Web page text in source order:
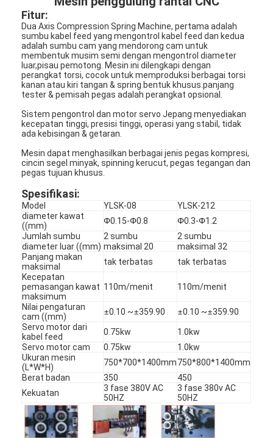
Fitur:
Dua Axis Compression Spring Machine, pertama adalah
sumbu kabel feed yang mengontrol kabel feed dan kedua
adalah sumbu cam yang mendorong cam untuk
membentuk musim semi dengan mengontrol diameter
luar,pisau pemotong. Mesin ini dilengkapi dengan
perangkat torsi, cocok untuk memproduksi berbagai torsi
kanan atau kiri tangan & spring bentuk khusus.panjang
tester & pemisah pegas adalah perangkat opsional.
Sistem pengontrol dan motor servo Jepang menyediakan
kecepatan tinggi, presisi tinggi, operasi yang stabil, tidak
ada kebisingan & getaran.
Mesin dapat menghasilkan berbagai jenis pegas kompresi,
cincin segel minyak, spinning kerucut, pegas tegangan dan
pegas tujuan khusus.
Spesifikasi:
Model YLSK-08
YLSK-212
diameter kawat
((mm)
Φ0.15-Φ0.8 Φ0.3-Φ1.2
Jumlah sumbu
2 sumbu
2 sumbu
diameter luar ((mm) maksimal 20
maksimal 32
Panjang makan
maksimal
tak terbatas
tak terbatas
Kecepatan
pemasangan kawat
maksimum
110m/menit 110m/menit
Nilai pengaturan
cam ((mm)
±0.10 ~±359.90 ±0.10 ~±359.90
Servo motor dari
kabel feed
0.75kw
1.0kw
Servo motor cam
0.75kw
1.0kw
Ukuran mesin
(L*W*H)
750*700*1400mm750*800*1400mm
Berat badan
350
450
Kekuatan
3 fase 380V AC
50HZ
3 fase 380v AC
50HZ